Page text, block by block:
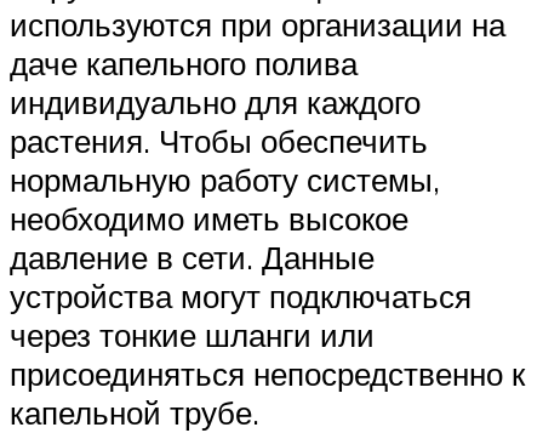
используются при организации на
даче капельного полива
индивидуально для каждого
растения. Чтобы обеспечить
нормальную работу системы,
необходимо иметь высокое
давление в сети. Данные
устройства могут подключаться
через тонкие шланги или
присоединяться непосредственно к
капельной трубе.